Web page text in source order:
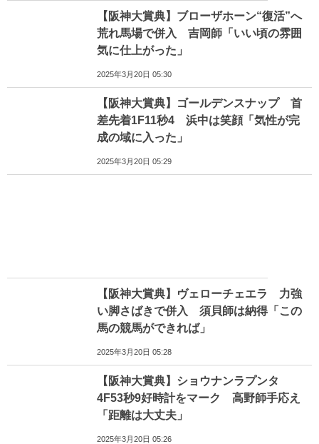
【阪神大賞典】ブローザホーン“復活”へ
荒れ馬場で併入 吉岡師「いい頃の雰囲
気に仕上がった」
2025年3月20日 05:30
【阪神大賞典】ゴールデンスナップ 首
差先着1F11秒4 浜中は笑顔「気性が完
成の域に入った」
2025年3月20日 05:29
【阪神大賞典】ヴェローチェエラ 力強
い脚さばきで併入 須貝師は納得「この
馬の競馬ができれば」
2025年3月20日 05:28
【阪神大賞典】ショウナンラプンタ
4F53秒9好時計をマーク 高野師手応え
「距離は大丈夫」
2025年3月20日 05:26